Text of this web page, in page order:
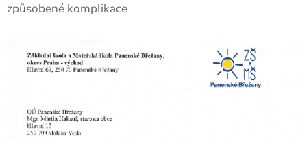
způsobené komplikace